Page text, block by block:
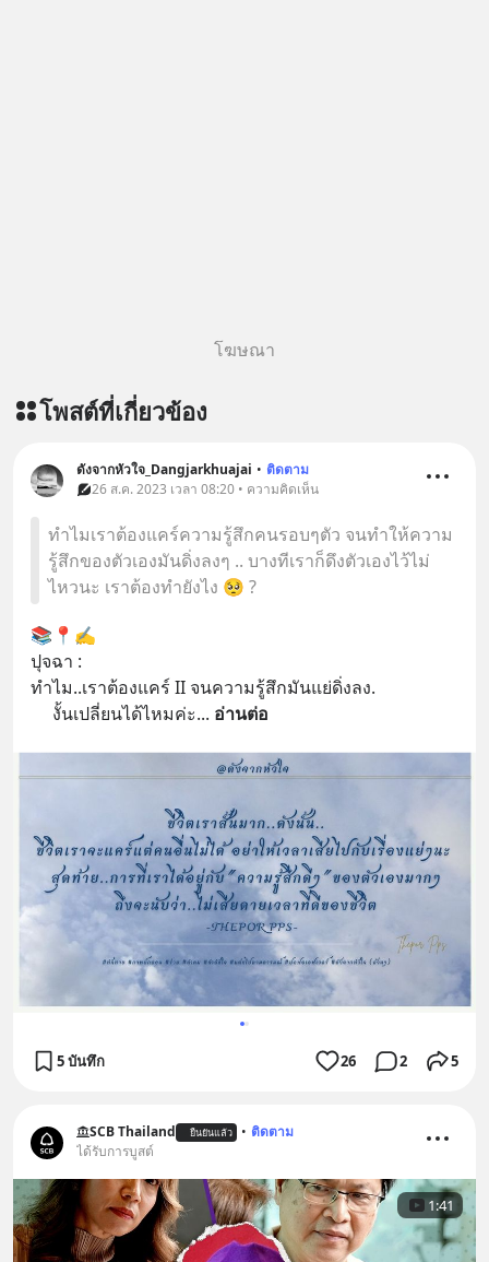
โฆษณา
โพสต์ที่เกี่ยวข้อง
ดังจากหัวใจ_Dangjarkhuajai • ติดตาม
26 ส.ค. 2023 เวลา 08:20 • ความคิดเห็น
ทำไมเราต้องแคร์ความรู้สึกคนรอบๆตัว จนทำให้ความ
รู้สึกของตัวเองมันดิ่งลงๆ .. บางทีเราก็ดึงตัวเองไว้ไม่
ไหวนะ เราต้องทำยังไง 🥺 ?
📚📍✍️
ปุจฉา :
ทำไม..เราต้องแคร์ II จนความรู้สึกมันแย่ดิ่งลง.
     งั้นเปลี่ยนได้ไหมค่ะ
... อ่านต่อ
5 บันทึก 26 2 5
SCB Thailand ยืนยันแล้ว • ติดตาม
ได้รับการบูสต์
1:41